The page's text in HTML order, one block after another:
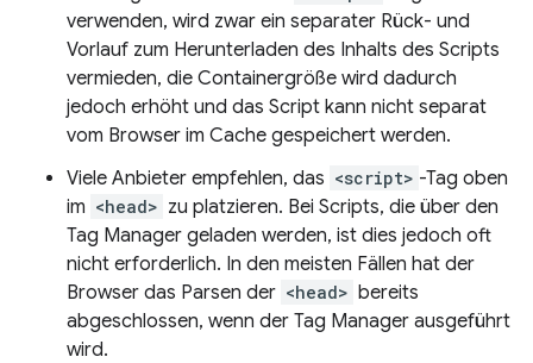
verwenden, wird zwar ein separater Rück- und
Vorlauf zum Herunterladen des Inhalts des Scripts
vermieden, die Containergröße wird dadurch
jedoch erhöht und das Script kann nicht separat
vom Browser im Cache gespeichert werden.
Viele Anbieter empfehlen, das <script> -Tag oben
im <head> zu platzieren. Bei Scripts, die über den
Tag Manager geladen werden, ist dies jedoch oft
nicht erforderlich. In den meisten Fällen hat der
Browser das Parsen der <head> bereits
abgeschlossen, wenn der Tag Manager ausgeführt
wird.